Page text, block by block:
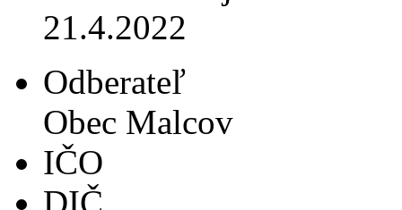
21.4.2022
Odberateľ
Obec Malcov
IČO
DIČ